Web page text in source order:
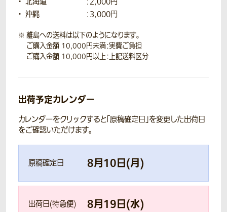
沖縄
：3,000円
離島への送料は以下のようになります。
ご購入金額 10,000円未満：実費ご負担
ご購入金額 10,000円以上：上記送料区分
出荷予定カレンダー
カレンダーをクリックすると「原稿確定日」を変更した出荷日
をご確認いただけます。
原稿確定日 8月10日(月)
出荷日(特急便) 8月19日(水)